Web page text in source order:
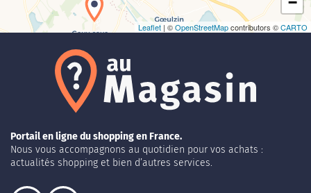
Leaflet | ©OpenStreetMapcontributors ©CARTO
Portail en ligne du shopping en France.
Nous vous accompagnons au quotidien pour vos achats :
actualités shopping et bien d’autres services.